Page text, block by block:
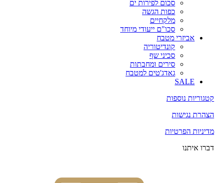
סכום לפירות ים
כפות הגשה
מלקחיים
סכו"ם ייעודי מיוחד
אביזרי מטבח
קונדיטוריה
סכיני שף
סירים ומחבתות
גאדג'טים למטבח
SALE
קטגוריות נוספות
הצהרת נגישות
מדיניות הפרטיות
דברו איתנו